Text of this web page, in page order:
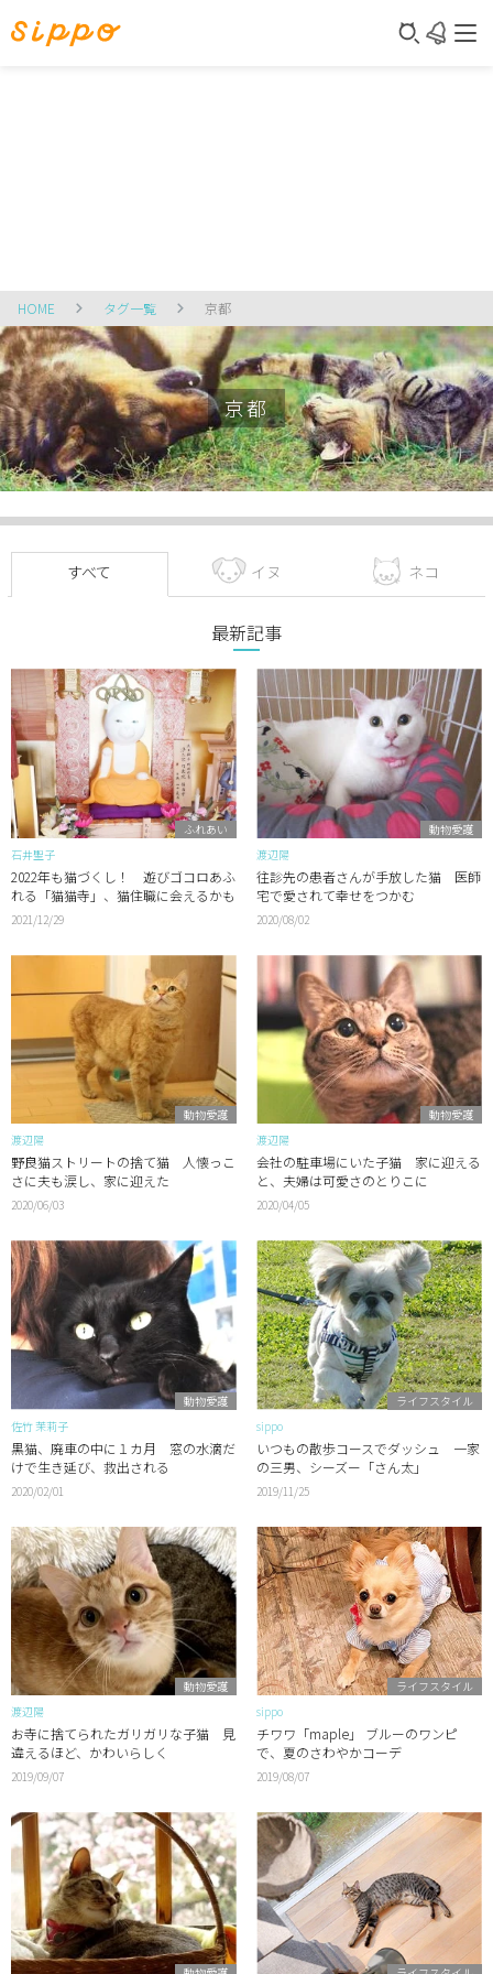
HOME タグ一覧 京都
京都
すべて イヌ ネコ
最新記事
ふれあい
石井聖子
2022年も猫づくし！ 遊びゴコロあふ
れる「猫猫寺」、猫住職に会えるかも
2021/12/29
動物愛護
渡辺陽
往診先の患者さんが手放した猫 医師
宅で愛されて幸せをつかむ
2020/08/02
動物愛護
渡辺陽
野良猫ストリートの捨て猫 人懐っこ
さに夫も涙し、家に迎えた
2020/06/03
動物愛護
渡辺陽
会社の駐車場にいた子猫 家に迎える
と、夫婦は可愛さのとりこに
2020/04/05
動物愛護
佐竹 茉莉子
黒猫、廃車の中に１カ月 窓の水滴だ
けで生き延び、救出される
2020/02/01
ライフスタイル
sippo
いつもの散歩コースでダッシュ 一家
の三男、シーズー「さん太」
2019/11/25
動物愛護
渡辺陽
お寺に捨てられたガリガリな子猫 見
違えるほど、かわいらしく
2019/09/07
ライフスタイル
sippo
チワワ「maple」 ブルーのワンピ
で、夏のさわやかコーデ
2019/08/07